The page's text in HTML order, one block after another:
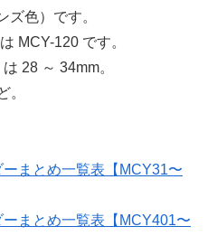
ズ色）です。
MCY-120 です。
28 ～ 34mm。
。
まとめ一覧表【MCY31〜
まとめ一覧表【MCY401〜